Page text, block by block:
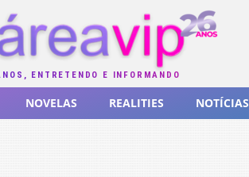
ENTRETENDO E INFORMANDO
NOVELAS REALITIES NOTÍCIAS